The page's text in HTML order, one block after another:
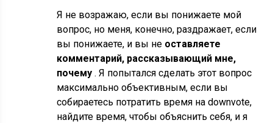
Я не возражаю, если вы понижаете мой
вопрос, но меня, конечно, раздражает, если
вы понижаете, и вы не оставляете
комментарий, рассказывающий мне,
почему. Я попытался сделать этот вопрос
максимально объективным, если вы
собираетесь потратить время на downvote,
найдите время, чтобы объяснить себя, и я